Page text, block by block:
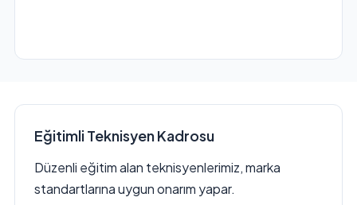
Eğitimli Teknisyen Kadrosu
Düzenli eğitim alan teknisyenlerimiz, marka
standartlarına uygun onarım yapar.